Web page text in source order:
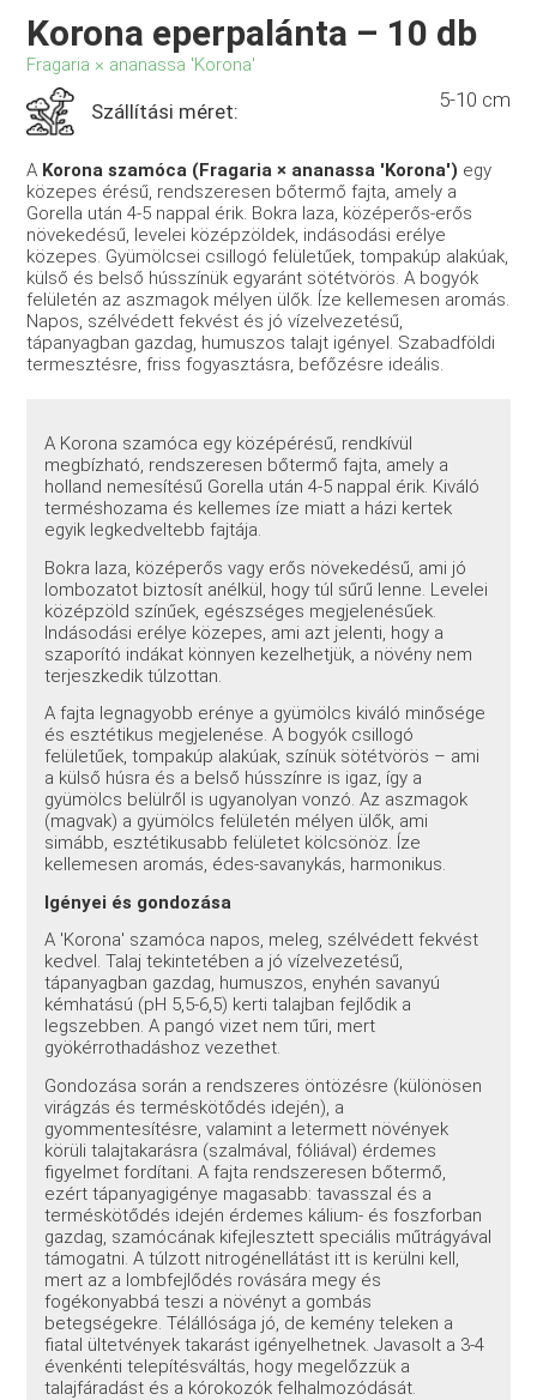
Korona eperpalánta – 10 db
Fragaria × ananassa 'Korona'
Szállítási méret: 5-10 cm
A Korona szamóca (Fragaria × ananassa 'Korona') egy
közepes érésű, rendszeresen bőtermő fajta, amely a
Gorella után 4-5 nappal érik. Bokra laza, középerős-erős
növekedésű, levelei középzöldek, indásodási erélye
közepes. Gyümölcsei csillogó felületűek, tompakúp alakúak,
külső és belső hússzínük egyaránt sötétvörös. A bogyók
felületén az aszmagok mélyen ülők. Íze kellemesen aromás.
Napos, szélvédett fekvést és jó vízelvezetésű,
tápanyagban gazdag, humuszos talajt igényel. Szabadföldi
termesztésre, friss fogyasztásra, befőzésre ideális.
A Korona szamóca egy középérésű, rendkívül
megbízható, rendszeresen bőtermő fajta, amely a
holland nemesítésű Gorella után 4-5 nappal érik. Kiváló
terméshozama és kellemes íze miatt a házi kertek
egyik legkedveltebb fajtája.
Bokra laza, középerős vagy erős növekedésű, ami jó
lombozatot biztosít anélkül, hogy túl sűrű lenne. Levelei
középzöld színűek, egészséges megjelenésűek.
Indásodási erélye közepes, ami azt jelenti, hogy a
szaporító indákat könnyen kezelhetjük, a növény nem
terjeszkedik túlzottan.
A fajta legnagyobb erénye a gyümölcs kiváló minősége
és esztétikus megjelenése. A bogyók csillogó
felületűek, tompakúp alakúak, színük sötétvörös – ami
a külső húsra és a belső hússzínre is igaz, így a
gyümölcs belülről is ugyanolyan vonzó. Az aszmagok
(magvak) a gyümölcs felületén mélyen ülők, ami
simább, esztétikusabb felületet kölcsönöz. Íze
kellemesen aromás, édes-savanykás, harmonikus.
Igényei és gondozása
A 'Korona' szamóca napos, meleg, szélvédett fekvést
kedvel. Talaj tekintetében a jó vízelvezetésű,
tápanyagban gazdag, humuszos, enyhén savanyú
kémhatású (pH 5,5-6,5) kerti talajban fejlődik a
legszebben. A pangó vizet nem tűri, mert
gyökérrothadáshoz vezethet.
Gondozása során a rendszeres öntözésre (különösen
virágzás és terméskötődés idején), a
gyommentesítésre, valamint a letermett növények
körüli talajtakarásra (szalmával, fóliával) érdemes
figyelmet fordítani. A fajta rendszeresen bőtermő,
ezért tápanyagigénye magasabb: tavasszal és a
terméskötődés idején érdemes kálium- és foszforban
gazdag, szamócának kifejlesztett speciális műtrágyával
támogatni. A túlzott nitrogénellátást itt is kerülni kell,
mert az a lombfejlődés rovására megy és
fogékonyabbá teszi a növényt a gombás
betegségekre. Télállósága jó, de kemény teleken a
fiatal ültetvények takarást igényelhetnek. Javasolt a 3-4
évenkénti telepítésváltás, hogy megelőzzük a
talajfáradást és a kórokozók felhalmozódását.